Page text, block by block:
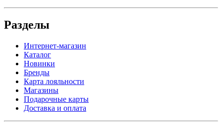
Разделы
Интернет-магазин
Каталог
Новинки
Бренды
Карта лояльности
Магазины
Подарочные карты
Доставка и оплата